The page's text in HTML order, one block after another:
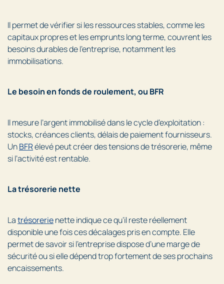
Il permet de vérifier si les ressources stables, comme les
capitaux propres et les emprunts long terme, couvrent les
besoins durables de l’entreprise, notamment les
immobilisations.
Le besoin en fonds de roulement, ou BFR
Il mesure l’argent immobilisé dans le cycle d’exploitation :
stocks, créances clients, délais de paiement fournisseurs.
UnBFRélevé peut créer des tensions de trésorerie, même
si l’activité est rentable.
La trésorerie nette
Latrésorerienette indique ce qu’il reste réellement
disponible une fois ces décalages pris en compte. Elle
permet de savoir si l’entreprise dispose d’une marge de
sécurité ou si elle dépend trop fortement de ses prochains
encaissements.